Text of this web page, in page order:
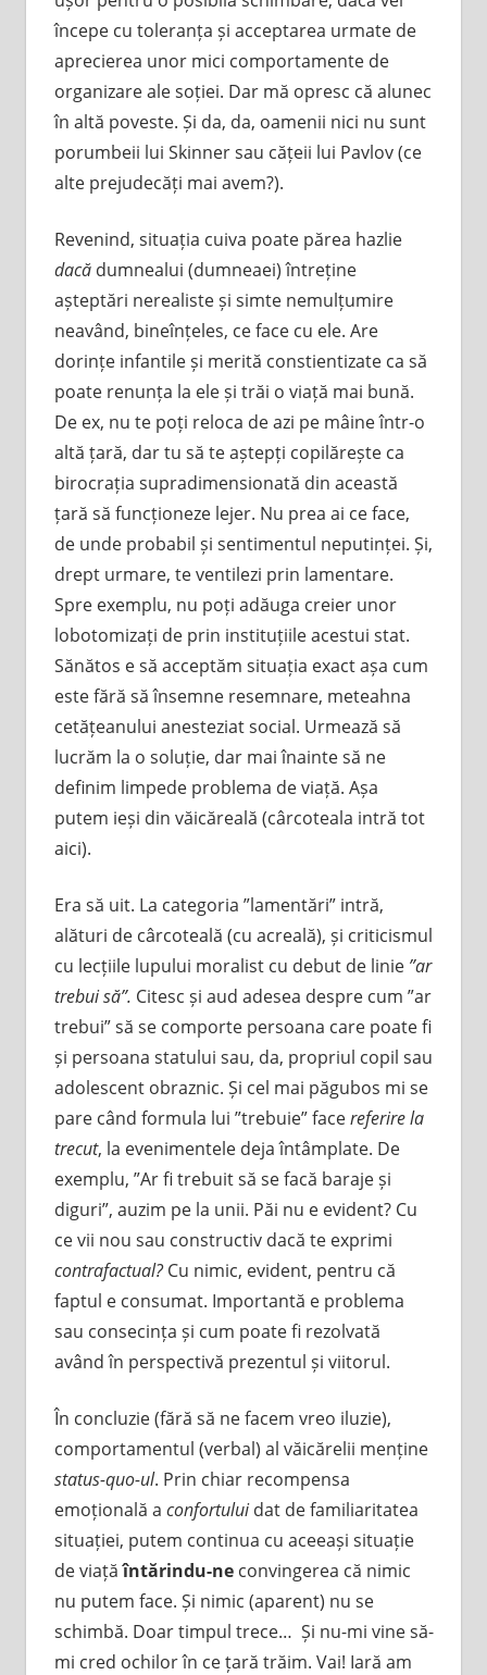
începe cu toleranța și acceptarea urmate de
aprecierea unor mici comportamente de
organizare ale soției. Dar mă opresc că alunec
în altă poveste. Și da, da, oamenii nici nu sunt
porumbeii lui Skinner sau cățeii lui Pavlov (ce
alte prejudecăți mai avem?).
Revenind, situația cuiva poate părea hazlie
dacă dumnealui (dumneaei) întreține
așteptări nerealiste și simte nemulțumire
neavând, bineînțeles, ce face cu ele. Are
dorințe infantile și merită constientizate ca să
poate renunța la ele și trăi o viață mai bună.
De ex, nu te poți reloca de azi pe mâine într-o
altă țară, dar tu să te aștepți copilărește ca
birocrația supradimensionată din această
țară să funcționeze lejer. Nu prea ai ce face,
de unde probabil și sentimentul neputinței. Și,
drept urmare, te ventilezi prin lamentare.
Spre exemplu, nu poți adăuga creier unor
lobotomizați de prin instituțiile acestui stat.
Sănătos e să acceptăm situația exact așa cum
este fără să însemne resemnare, meteahna
cetățeanului anesteziat social. Urmează să
lucrăm la o soluție, dar mai înainte să ne
definim limpede problema de viață. Așa
putem ieși din văicăreală (cârcoteala intră tot
aici).
Era să uit. La categoria ”lamentări” intră,
alături de cârcoteală (cu acreală), și criticismul
cu lecțiile lupului moralist cu debut de linie ”ar
trebui să”. Citesc și aud adesea despre cum ”ar
trebui” să se comporte persoana care poate fi
și persoana statului sau, da, propriul copil sau
adolescent obraznic. Și cel mai păgubos mi se
pare când formula lui ”trebuie” facereferire la
trecut, la evenimentele deja întâmplate. De
exemplu, ”Ar fi trebuit să se facă baraje și
diguri”, auzim pe la unii. Păi nu e evident? Cu
ce vii nou sau constructiv dacă te exprimi
contrafactual?Cu nimic, evident, pentru că
faptul e consumat. Importantă e problema
sau consecința și cum poate fi rezolvată
având în perspectivă prezentul și viitorul.
În concluzie (fără să ne facem vreo iluzie),
comportamentul (verbal) al văicărelii menține
status-quo-ul. Prin chiar recompensa
emoțională a confortuluidat de familiaritatea
situației, putem continua cu aceeași situație
de viațăîntărindu-neconvingerea că nimic
nu putem face. Și nimic (aparent) nu se
schimbă. Doar timpul trece… Și nu-mi vine să-
mi cred ochilor în ce țară trăim. Vai! Iară am